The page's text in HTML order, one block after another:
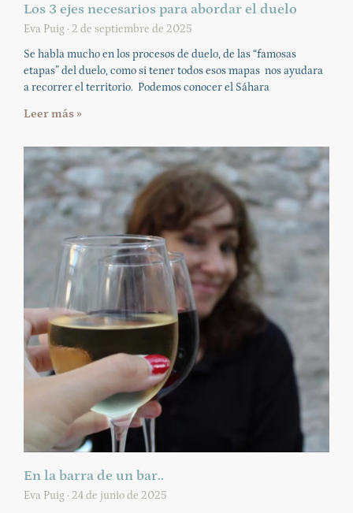
Los 3 ejes necesarios para abordar el duelo
Eva Puig
2 de septiembre de 2025
Se habla mucho en los procesos de duelo, de las “famosas
etapas” del duelo, como si tener todos esos mapas nos ayudara
a recorrer el territorio. Podemos conocer el Sáhara
Leer más »
En la barra de un bar..
Eva Puig
24 de junio de 2025